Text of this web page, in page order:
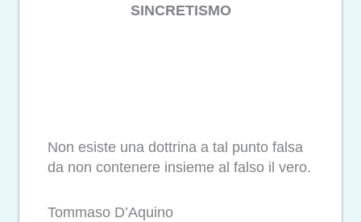
SINCRETISMO
Non esiste una dottrina a tal punto falsa
da non contenere insieme al falso il vero.
Tommaso D’Aquino